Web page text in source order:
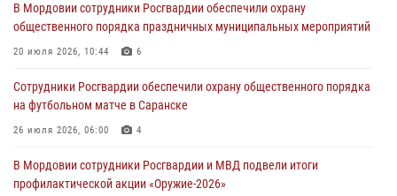
проведения масштабного праздника в Темникове
05 августа 2026, 09:04 4
разрешительной работы передал очередную партию вооружения в
зону СВО
04 августа 2026, 11:13
В Мордовии сотрудники Росгвардии обеспечили охрану
общественного порядка праздничных муниципальных мероприятий
20 июля 2026, 10:44 6
Сотрудники Росгвардии обеспечили охрану общественного порядка
на футбольном матче в Саранске
26 июля 2026, 06:00 4
В Мордовии сотрудники Росгвардии и МВД подвели итоги
профилактической акции «Оружие‑2026»